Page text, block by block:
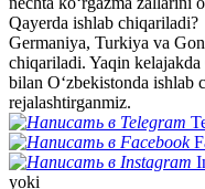
Qayerda ishlab chiqariladi?
Germaniya, Turkiya va
chiqariladi. Yaqin
bilan O‘zbekistonda ishlab
rejalashtirganmiz.
yoki